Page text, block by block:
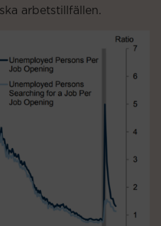
arbetstillfällen.